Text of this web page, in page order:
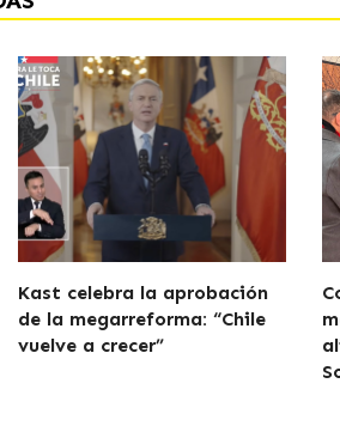
Kast celebra la aprobación
de la megarreforma: “Chile
vuelve a crecer”